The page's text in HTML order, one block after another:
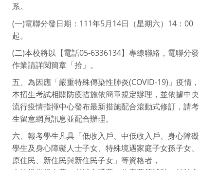
系。
(一)電聯分發日期：111年5月14日（星期六）14：00
起。
(二)本校將以【電話05-6336134】專線聯絡，電聯分發
作業請詳閱簡章「拾」。
五、為因應「嚴重特殊傳染性肺炎(COVID-19)」疫情，
本招生考試相關防疫措施依簡章規定辦理，並依據中央
流行疫情指揮中心發布最新措施配合滾動式修訂，請考
生留意網頁訊息並配合辦理。
六、報考學生凡具「低收入戶、中低收入戶、身心障礙
學生及身心障礙人士子女、特殊境遇家庭子女孫子女、
原住民、新住民與新住民子女」等資格者，